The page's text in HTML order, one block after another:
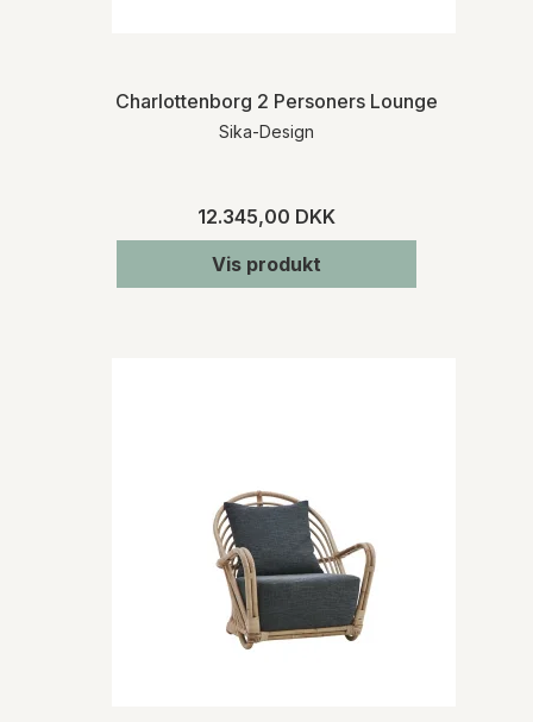
Charlottenborg 2 Personers Loungesofa |
Sika-Design
12.345,00 DKK
Vis produkt